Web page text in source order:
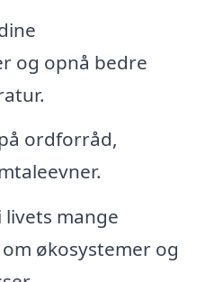
og opnå bedre
ordforråd,
livets mange
økosystemer og